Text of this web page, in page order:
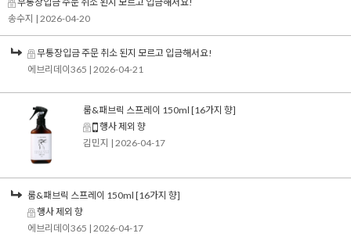
송수지 | 2026-04-20
무통장입금 주문 취소 된지 모르고 입금해서요!
에브리데이365 | 2026-04-21
룸&패브릭 스프레이 150ml [16가지 향]
행사 제외 향
김민지 | 2026-04-17
룸&패브릭 스프레이 150ml [16가지 향]
행사 제외 향
에브리데이365 | 2026-04-17